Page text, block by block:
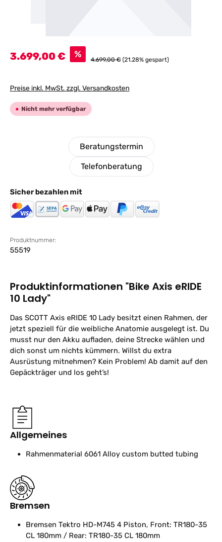
Verkaufspreis:
3.699,00 € % Regulärer Preis:
4.699,00 € (21.28% gespart)
Preise inkl. MwSt. zzgl. Versandkosten
Nicht mehr verfügbar
Beratungstermin
Telefonberatung
Sicher bezahlen mit
Produktnummer:
55519
Produktinformationen "Bike Axis eRIDE
10 Lady"
Das SCOTT Axis eRIDE 10 Lady besitzt einen Rahmen, der
jetzt speziell für die weibliche Anatomie ausgelegt ist. Du
musst nur den Akku aufladen, deine Strecke wählen und
dich sonst um nichts kümmern. Willst du extra
Ausrüstung mitnehmen? Kein Problem! Ab damit auf den
Gepäckträger und los geht’s!
Allgemeines
Rahmenmaterial 6061 Alloy custom butted tubing
Bremsen
Bremsen Tektro HD-M745 4 Piston, Front: TR180-35
CL 180mm / Rear: TR180-35 CL 180mm